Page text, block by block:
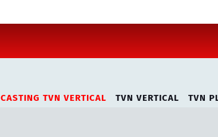
CASTING TVN VERTICAL TVN VERTICAL TVN